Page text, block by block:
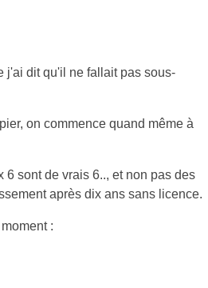
j'ai dit qu'il ne fallait pas sous-
on commence quand même à
6 sont de vrais 6.., et non pas des
après dix ans sans licence.
: